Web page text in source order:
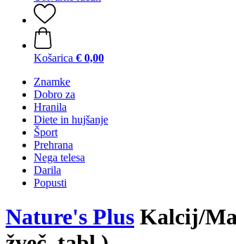
Košarica € 0,00
Znamke
Dobro za
Hranila
Diete in hujšanje
Šport
Prehrana
Nega telesa
Darila
Popusti
Nature's Plus Kalcij/